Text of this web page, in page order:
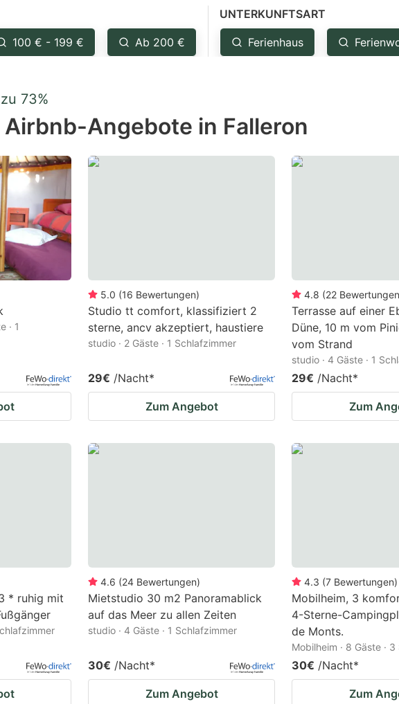
mark
key
the
keyboard
100 € - 199 € Ab 200 €
UNTERKUNFTSART
Ferienhaus
73%
Angebote in Falleron
· 1
5.0 (16 Bewertungen)
Studio tt comfort, klassifiziert 2
sterne, ancv akzeptiert, haustiere
studio · 2 Gäste · 1 Schlafzimmer
29€ /Nacht*
Zum Angebot
4.8 (22 Bewertungen
Terrasse auf einer
Düne, 10 m vom
vom Strand
studio · 4 Gäste · 1
29€ /Nacht*
Zum
* ruhig mit
4.6 (24 Bewertungen)
Mietstudio 30 m2 Panoramablick
auf das Meer zu allen Zeiten
studio · 4 Gäste · 1 Schlafzimmer
30€ /Nacht*
Zum Angebot
4.3 (7 Bewertungen)
Mobilheim, 3
4-Sterne-
de Monts.
Mobilheim · 8 Gäste ·
30€ /Nacht*
Zum